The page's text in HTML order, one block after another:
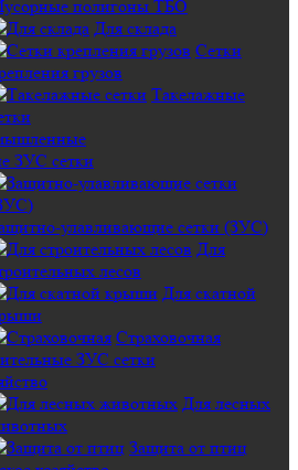
полигоны ТБО
Для склада
Сетки
грузов
Такелажные
ЗУС сетки
улавливающие сетки (ЗУС)
Для
лесов
Для скатной
Страховочная
Для лесных
Защита от птиц